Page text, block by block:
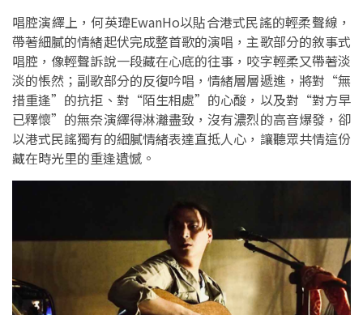
唱腔演繹上，何英瑋EwanHo以貼合港式民謠的輕柔聲線，
帶著細膩的情緒起伏完成整首歌的演唱，主歌部分的敘事式
唱腔，像輕聲訴說一段藏在心底的往事，咬字輕柔又帶著淡
淡的悵然；副歌部分的反復吟唱，情緒層層遞進，將對“無
措重逢”的抗拒、對“陌生相處”的心酸，以及對“對方早
已釋懷”的無奈演繹得淋灕盡致，沒有濃烈的高音爆發，卻
以港式民謠獨有的細膩情緒表達直抵人心，讓聽眾共情這份
藏在時光里的重逢遺憾。